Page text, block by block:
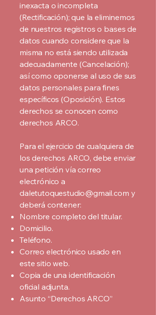
inexacta o incompleta
(Rectificación); que la eliminemos
de nuestros registros o bases de
datos cuando considere que la
misma no está siendo utilizada
adecuadamente (Cancelación);
así como oponerse al uso de sus
datos personales para fines
específicos (Oposición). Estos
derechos se conocen como
derechos ARCO.
Para el ejercicio de cualquiera de
los derechos ARCO, debe enviar
una petición vía correo
electrónico a
daletutoquestudio@gmail.com y
deberá contener:
Nombre completo del titular.
Domicilio.
Teléfono.
Correo electrónico usado en
este sitio web.
Copia de una identificación
oficial adjunta.
Asunto “Derechos ARCO”